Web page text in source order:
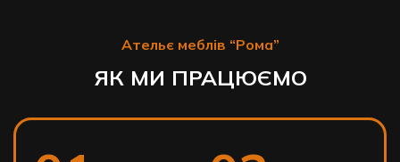
Ательє меблів “Рома”
ЯК МИ ПРАЦЮЄМО